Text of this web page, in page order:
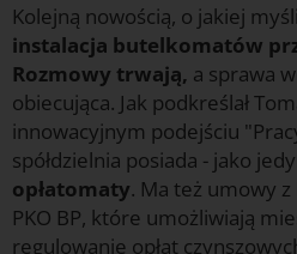
Kolejną nowością, o jakiej
instalacja butelkomatów
Rozmowy trwają, a sprawa
obiecująca. Jak podkreślał
innowacyjnym podejściu
spółdzielnia posiada - jako
opłatomaty. Ma też umowy z
PKO BP, które umożliwiają
regulowanie opłat